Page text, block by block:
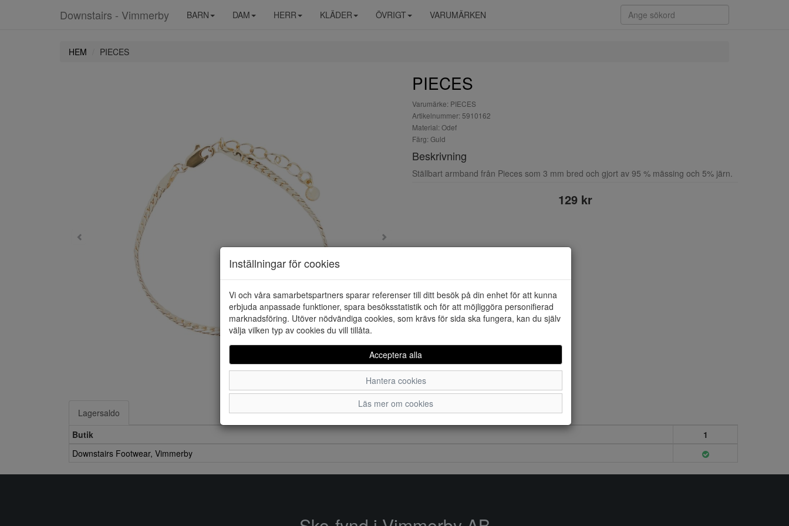
Downstairs - Vimmerby BARN DAM HERR KLÄDER ÖVRIGT VARUMÄRKEN
HEM PIECES
PIECES
Varumärke: PIECES
Artikelnummer: 5910162
Material: Odef
Färg: Guld
Beskrivning
Ställbart armband från Pieces som 3 mm bred och gjort av 95 % mässing och 5% järn.
129 kr
Lagersaldo
Butik
1
Downstairs Footwear, Vimmerby
Inställningar för cookies
Vi och våra samarbetspartners sparar referenser till ditt besök på din enhet för att kunna
erbjuda anpassade funktioner, spara besöksstatistik och för att möjliggöra personifierad
marknadsföring. Utöver nödvändiga cookies, som krävs för sida ska fungera, kan du själv
välja vilken typ av cookies du vill tillåta.
Acceptera alla
Hantera cookies
Läs mer om cookies